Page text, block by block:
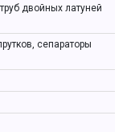
двойных латуней
сепараторы